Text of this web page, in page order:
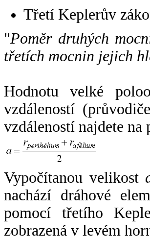
Třetí Keplerův
"Poměr druhých
třetích mocnin jejich
Hodnotu velké
vzdáleností (průvodiče
vzdáleností najdete na
Vypočítanou velikost
nachází dráhové
pomocí třetího
zobrazená v levém